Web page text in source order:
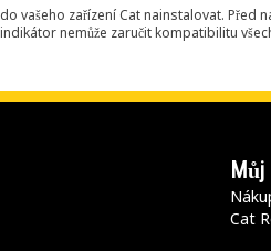
vašeho zařízení Cat nainstalovat.
nemůže zaručit kompatibilitu
Můj
Cat